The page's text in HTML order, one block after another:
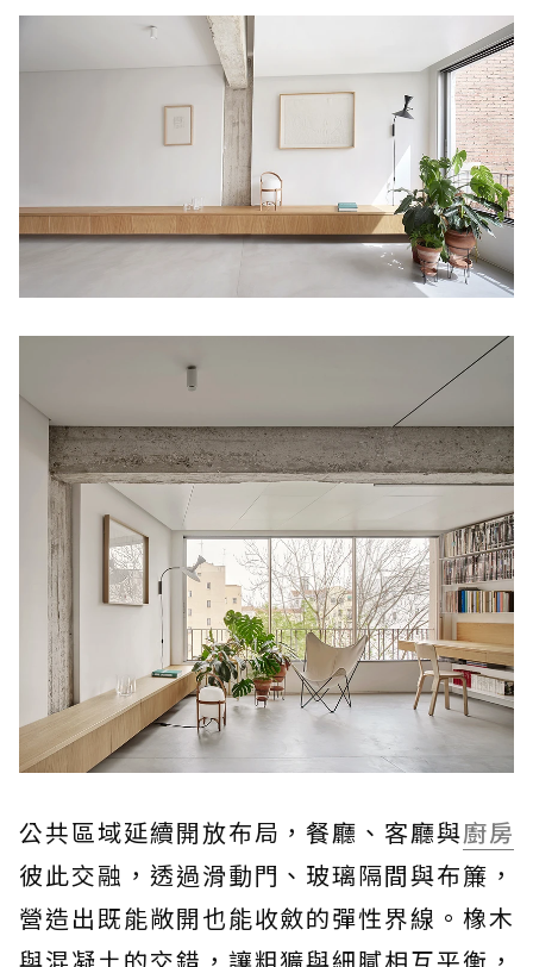
公共區域延續開放布局，餐廳、客廳與廚房
彼此交融，透過滑動門、玻璃隔間與布簾，
營造出既能敞開也能收斂的彈性界線。橡木